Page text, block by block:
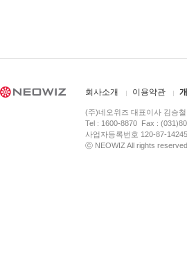
회사소개 이용약관
(주)네오위즈 대표이사 김승
Tel : 1600-8870 Fax :
사업자등록번호 120-87-
ⓒ NEOWIZ All rights reserved.